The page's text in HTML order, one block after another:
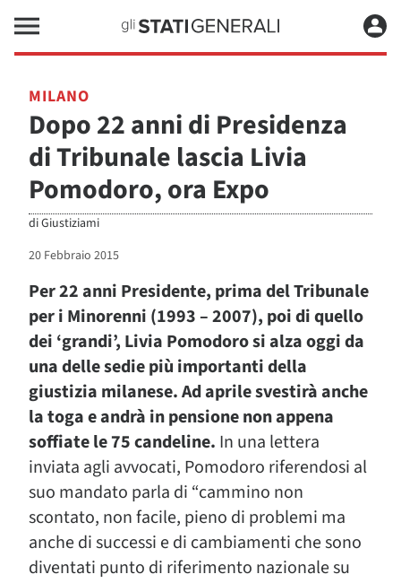
MILANO
Dopo 22 anni di Presidenza
di Tribunale lascia Livia
Pomodoro, ora Expo
diGiustiziami
20 Febbraio 2015
Per 22 anni Presidente, prima del Tribunale
per i Minorenni (1993 – 2007), poi di quello
dei ‘grandi’, Livia Pomodoro si alza oggi da
una delle sedie più importanti della
giustizia milanese. Ad aprile svestirà anche
la toga e andrà in pensione non appena
soffiate le 75 candeline. In una lettera
inviata agli avvocati, Pomodoro riferendosi al
suo mandato parla di “cammino non
scontato, non facile, pieno di problemi ma
anche di successi e di cambiamenti che sono
diventati punto di riferimento nazionale su